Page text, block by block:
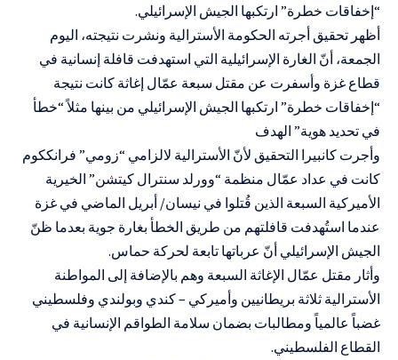
“إخفاقات خطرة” ارتكبها الجيش الإسرائيلي.
أظهر تحقيق أجرته الحكومة الأسترالية ونشرت نتيجته، اليوم
الجمعة، أنّ الغارة الإسرائيلية التي استهدفت قافلة إنسانية في
قطاع غزة وأسفرت عن مقتل سبعة عمّال إغاثة كانت نتيجة
“إخفاقات خطرة” ارتكبها الجيش الإسرائيلي من بينها مثلاً “خطأ
في تحديد هوية” الهدف
وأجرت كانبيرا التحقيق لأنّ الأسترالية لالزامي “زومي” فرانككوم
كانت في عداد عمّال منظمة “وورلد سنترال كيتشن” الخيرية
الأميركية السبعة الذين قُتلوا في نيسان/ أبريل الماضي في غزة
عندما استُهدفت قافلتهم من طريق الخطأ بغارة جوية بعدما ظنّ
الجيش الإسرائيلي أنّ عرباتها تابعة لحركة حماس.
وأثار مقتل عمّال الإغاثة السبعة وهم بالإضافة إلى المواطنة
الأسترالية ثلاثة بريطانيين وأميركي – كندي وبولندي وفلسطيني
غضباً عالمياً ومطالبات بضمان سلامة الطواقم الإنسانية في
القطاع الفلسطيني.